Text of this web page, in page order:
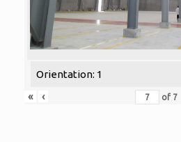
Orientation: 1
«
‹ of 7